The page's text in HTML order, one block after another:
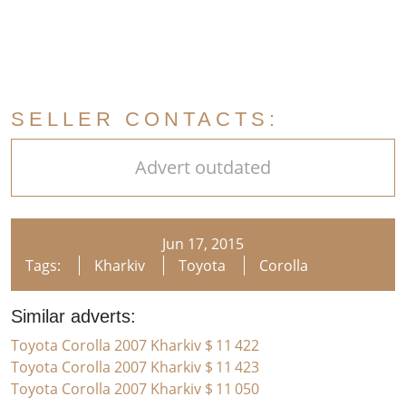
SELLER CONTACTS:
Advert outdated
Jun 17, 2015
Tags:
Kharkiv Toyota Corolla
Similar adverts:
Toyota Corolla 2007 Kharkiv $ 11 422
Toyota Corolla 2007 Kharkiv $ 11 423
Toyota Corolla 2007 Kharkiv $ 11 050